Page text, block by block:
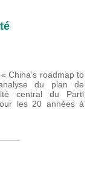
China’s roadmap to
du plan de
central du Parti
les 20 années à